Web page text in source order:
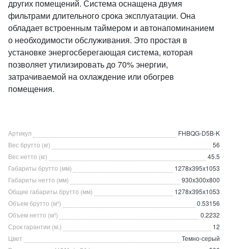
других помещений. Система оснащена двумя
фильтрами длительного срока эксплуатации. Она
обладает встроенным таймером и автонапоминанием
о необходимости обслуживания. Это простая в
установке энергосберегающая система, которая
позволяет утилизировать до 70% энергии,
затрачиваемой на охлаждение или обогрев
помещения.
Артикул
FHBQG-D5B-K
Вес брутто (кг)
56
Вес нетто (кг)
45.5
Габариты брутто (мм)
1278x395x1053
Габариты нетто (мм)
930x300x800
Общие габариты брутто (мм)
1278x395x1053
Объем брутто (м³)
0.53156
Объем нетто (м³)
0.2232
Срок гарантии (м.)
12
Цвет
Темно-серый